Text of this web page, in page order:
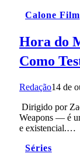
Calone Film
Hora do
Como
Redação14 de
Dirigido por
Weapons — é
e existencial.…
Séries